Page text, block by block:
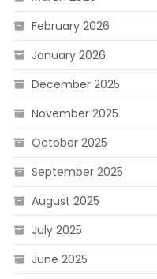
February 2026
January 2026
December 2025
November 2025
October 2025
September 2025
August 2025
July 2025
June 2025